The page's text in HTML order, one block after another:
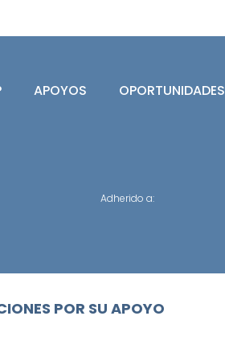
APOYOS OPORTUNIDADES
Adherido a:
POR SU APOYO